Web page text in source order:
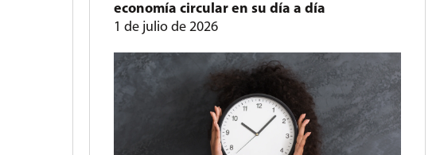
economía circular en su día a día
1 de julio de 2026